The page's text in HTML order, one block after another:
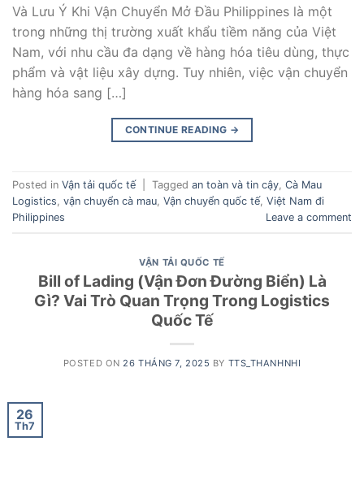
Và Lưu Ý Khi Vận Chuyển Mở Đầu Philippines là một
trong những thị trường xuất khẩu tiềm năng của Việt
Nam, với nhu cầu đa dạng về hàng hóa tiêu dùng, thực
phẩm và vật liệu xây dựng. Tuy nhiên, việc vận chuyển
hàng hóa sang […]
CONTINUE READING →
Posted in Vận tải quốc tế Tagged an toàn và tin cậy, Cà Mau
Logistics, vận chuyển cà mau, Vận chuyển quốc tế, Việt Nam đi
Philippines
Leave a comment
VẬN TẢI QUỐC TẾ
Bill of Lading (Vận Đơn Đường Biển) Là
Gì? Vai Trò Quan Trọng Trong Logistics
Quốc Tế
POSTED ON26 THÁNG 7, 2025 BY TTS_THANHNHI
26
Th7